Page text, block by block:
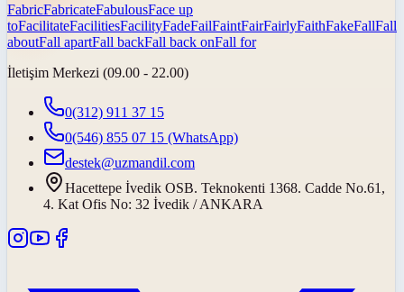
FabricFabricateFabulousFace up
toFacilitateFacilitiesFacilityFadeFailFaintFairFairlyFaithFakeFallFall
aboutFall apartFall backFall back onFall for
İletişim Merkezi (09.00 - 22.00)
0(312) 911 37 15
0(546) 855 07 15 (WhatsApp)
destek@uzmandil.com
Hacettepe İvedik OSB. Teknokenti 1368. Cadde No.61,
4. Kat Ofis No: 32 İvedik / ANKARA